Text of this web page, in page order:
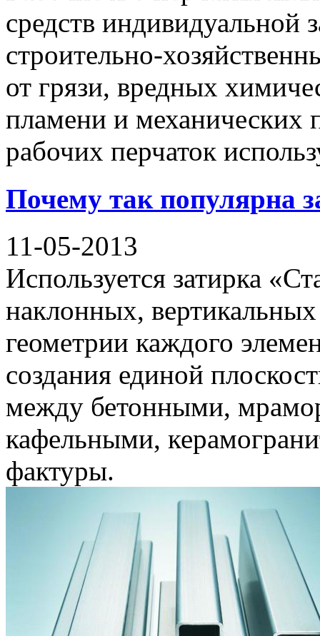
средств
строительно-
от грязи, вредных
пламени и механических
рабочих перчаток
Почему так популярна
11-05-2013
Используется затирка
наклонных,
геометрии каждого
создания единой
между бетонными,
кафельными,
фактуры.